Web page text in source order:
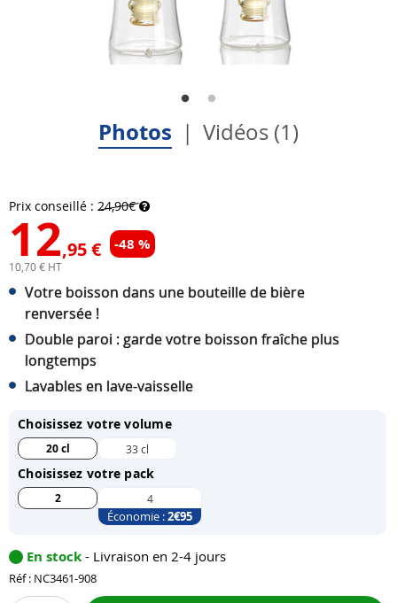
Photos Vidéos (1)
Prix conseillé : 24,90€
12,95 € -48 %
10,70 € HT
Votre boisson dans une bouteille de bière
renversée !
Double paroi : garde votre boisson fraîche plus
longtemps
Lavables en lave-vaisselle
Choisissez votre volume
20 cl 33 cl
Choisissez votre pack
2 4
Économie :2€95
En stock - Livraison en 2-4 jours
Réf : NC3461-908